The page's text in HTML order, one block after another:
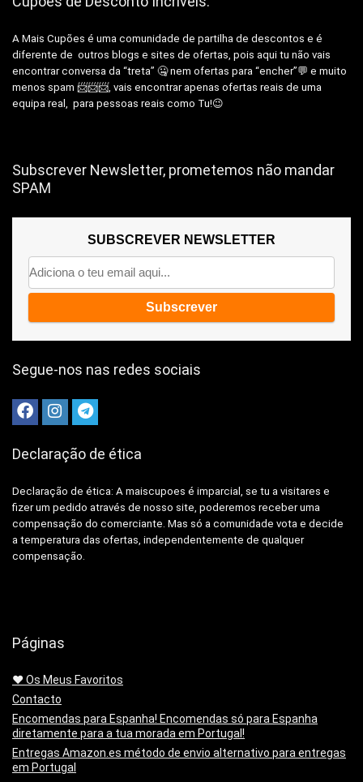
A Mais Cupões é uma comunidade de partilha de descontos e é
diferente de outros blogs e sites de ofertas, pois aqui tu não vais
encontrar conversa da “treta” 🤐 nem ofertas para “encher”💬 e muito
menos spam 📨📨📨, vais encontrar apenas ofertas reais de uma
equipa real, para pessoas reais como Tu!😉
Subscrever Newsletter, prometemos não mandar
SPAM
SUBSCREVER NEWSLETTER
Segue-nos nas redes sociais
Declaração de ética
Declaração de ética: A maiscupoes é imparcial, se tu a visitares e
fizer um pedido através de nosso site, poderemos receber uma
compensação do comerciante. Mas só a comunidade vota e decide
a temperatura das ofertas, independentemente de qualquer
compensação.
Páginas
❤️ Os Meus Favoritos
Contacto
Encomendas para Espanha! Encomendas só para Espanha
diretamente para a tua morada em Portugal!
Entregas Amazon.es método de envio alternativo para entregas
em Portugal